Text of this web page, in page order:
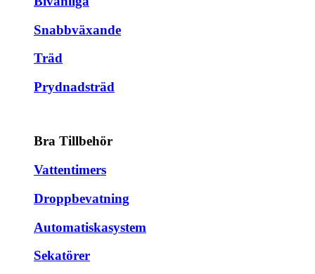
Snabbväxande
Träd
Prydnadsträd
Bra Tillbehör
Vattentimers
Droppbevatning
Automatiskasystem
Sekatörer